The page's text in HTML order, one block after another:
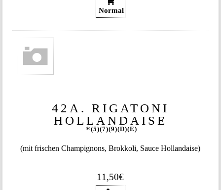
Normal
42A. RIGATONI
HOLLANDAISE
5 7 9 D E
11,50€
(mit frischen Champignons, Brokkoli, Sauce Hollandaise)